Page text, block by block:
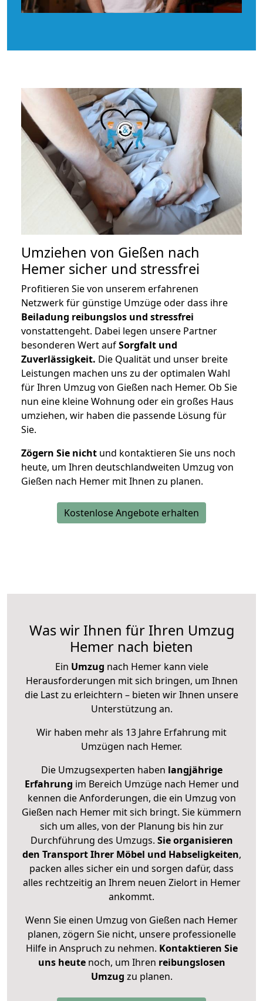
Umziehen von Gießen nach
Hemer sicher und stressfrei
Profitieren Sie von unserem erfahrenen
Netzwerk für günstige Umzüge oder dass ihre
Beiladung reibungslos und stressfrei
vonstattengeht. Dabei legen unsere Partner
besonderen Wert aufSorgfalt und
Zuverlässigkeit. Die Qualität und unser breite
Leistungen machen uns zu der optimalen Wahl
für Ihren Umzug von Gießen nach Hemer. Ob Sie
nun eine kleine Wohnung oder ein großes Haus
umziehen, wir haben die passende Lösung für
Sie.
Zögern Sie nicht und kontaktieren Sie uns noch
heute, um Ihren deutschlandweiten Umzug von
Gießen nach Hemer mit Ihnen zu planen.
Kostenlose Angebote erhalten
Was wir Ihnen für Ihren Umzug
Hemer nach bieten
Ein Umzug nach Hemer kann viele
Herausforderungen mit sich bringen, um Ihnen
die Last zu erleichtern – bieten wir Ihnen unsere
Unterstützung an.
Wir haben mehr als 13 Jahre Erfahrung mit
Umzügen nach Hemer.
Die Umzugsexperten haben langjährige
Erfahrung im Bereich Umzüge nach Hemer und
kennen die Anforderungen, die ein Umzug von
Gießen nach Hemer mit sich bringt. Sie kümmern
sich um alles, von der Planung bis hin zur
Durchführung des Umzugs. Sie organisieren
den Transport Ihrer Möbel und Habseligkeiten,
packen alles sicher ein und sorgen dafür, dass
alles rechtzeitig an Ihrem neuen Zielort in Hemer
ankommt.
Wenn Sie einen Umzug von Gießen nach Hemer
planen, zögern Sie nicht, unsere professionelle
Hilfe in Anspruch zu nehmen. Kontaktieren Sie
uns heutenoch, um Ihren reibungslosen
Umzug zu planen.